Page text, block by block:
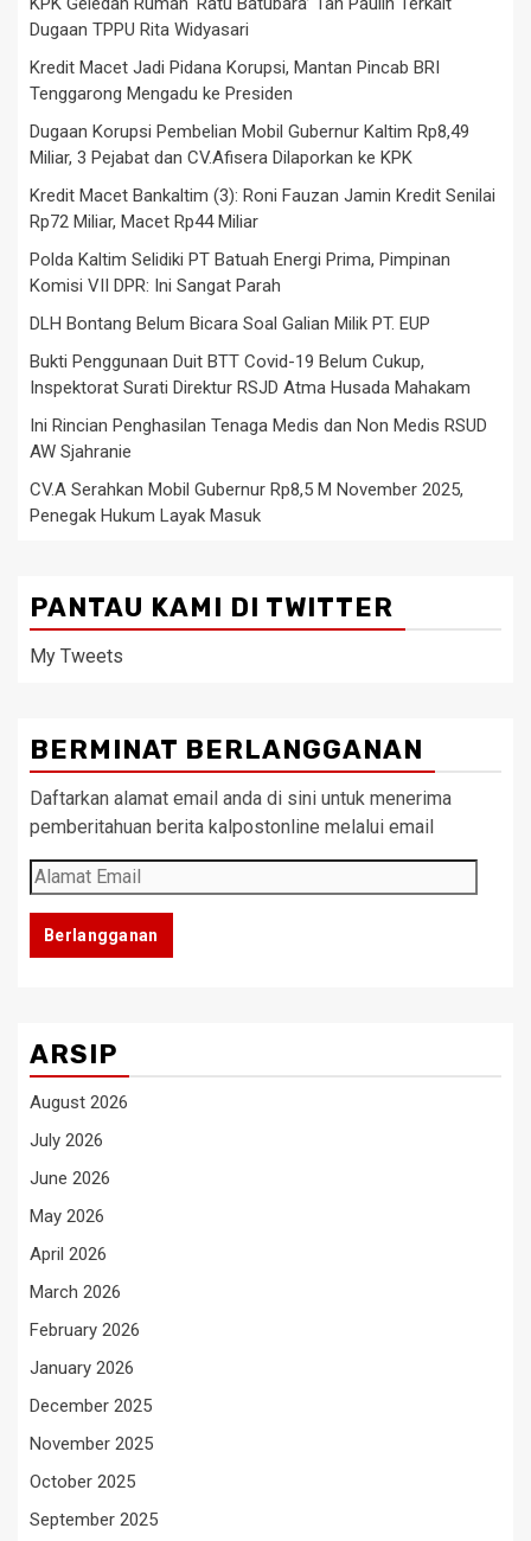
Dugaan TPPU Rita Widyasari
Kredit Macet Jadi Pidana Korupsi, Mantan Pincab BRI
Tenggarong Mengadu ke Presiden
Dugaan Korupsi Pembelian Mobil Gubernur Kaltim Rp8,49
Miliar, 3 Pejabat dan CV.Afisera Dilaporkan ke KPK
Kredit Macet Bankaltim (3): Roni Fauzan Jamin Kredit Senilai
Rp72 Miliar, Macet Rp44 Miliar
Polda Kaltim Selidiki PT Batuah Energi Prima, Pimpinan
Komisi VII DPR: Ini Sangat Parah
DLH Bontang Belum Bicara Soal Galian Milik PT. EUP
Bukti Penggunaan Duit BTT Covid-19 Belum Cukup,
Inspektorat Surati Direktur RSJD Atma Husada Mahakam
Ini Rincian Penghasilan Tenaga Medis dan Non Medis RSUD
AW Sjahranie
CV.A Serahkan Mobil Gubernur Rp8,5 M November 2025,
Penegak Hukum Layak Masuk
PANTAU KAMI DI TWITTER
My Tweets
BERMINAT BERLANGGANAN
Daftarkan alamat email anda di sini untuk menerima
pemberitahuan berita kalpostonline melalui email
Alamat
Email
Berlangganan
ARSIP
August 2026
July 2026
June 2026
May 2026
April 2026
March 2026
February 2026
January 2026
December 2025
November 2025
October 2025
September 2025